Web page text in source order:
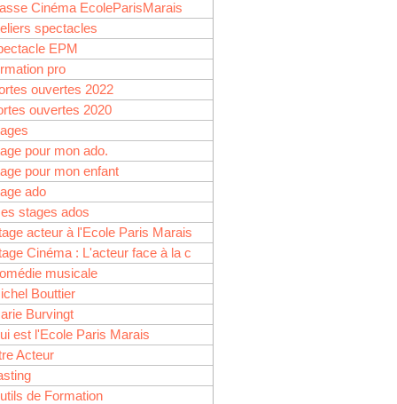
de cinéma ? Tu
Cinéma EcoleParisMarais
spectacles
EPM
pro
ouvertes 2022
ouvertes 2020
pour mon ado.
pour mon enfant
ado
stages ados
acteur à l'Ecole Paris Marais
Cinéma : L'acteur face à la c
musicale
Bouttier
Burvingt
est l'Ecole Paris Marais
Acteur
de Formation